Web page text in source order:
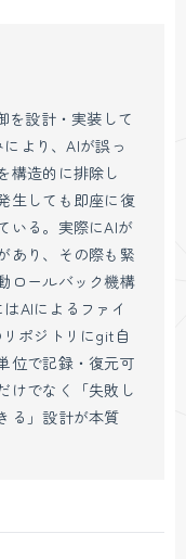
を設計・実装して
より、AIが誤っ
構造的に排除し
生しても即座に復
いる。実際にAIが
あり、その際も緊
ロールバック機構
AIによるファイ
ポジトリにgit自
位で記録・復元可
けでなく「失敗し
る」設計が本質